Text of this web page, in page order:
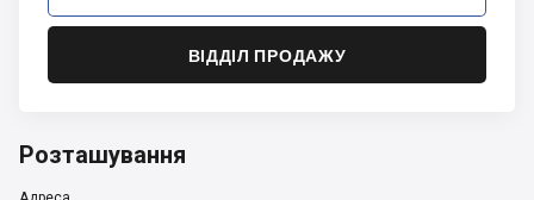
ВІДДІЛ ПРОДАЖУ
Розташування